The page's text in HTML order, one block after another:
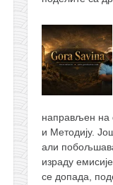
направљен на
и Методију.
али
израду
се допада,